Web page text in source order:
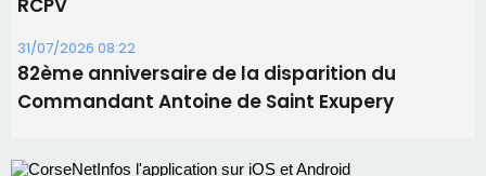
06/08/2026 15:04
Alata - Soirée Tango Argentin au stade de San
Benedetto
05/08/2026 09:53
procession le 14 août